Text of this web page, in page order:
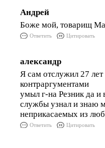
Андрей
Боже мой, товарищ
Ответить Цитировать
александр
Я сам отслужил 27
контраргументами
умыл г-на Резник да и
службы узнал и знаю
неприкасаемых из
Ответить Цитировать